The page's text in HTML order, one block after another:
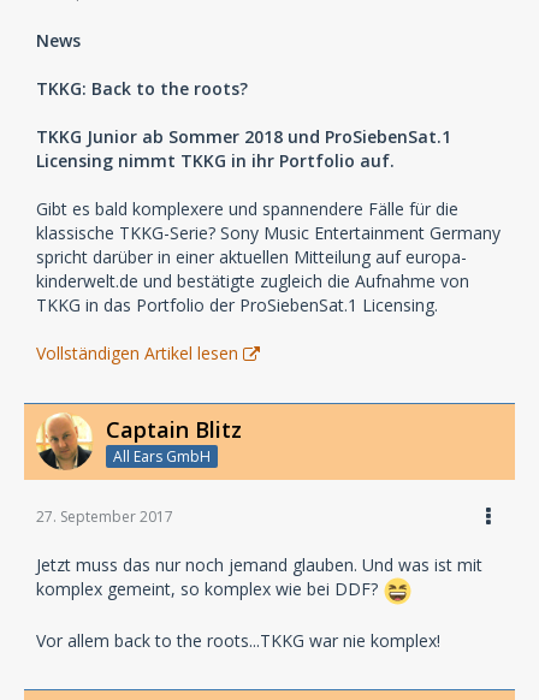
News
TKKG: Back to the roots?
TKKG Junior ab Sommer 2018 und ProSiebenSat.1
Licensing nimmt TKKG in ihr Portfolio auf.
Gibt es bald komplexere und spannendere Fälle für die
klassische TKKG-Serie? Sony Music Entertainment Germany
spricht darüber in einer aktuellen Mitteilung auf europa-
kinderwelt.de und bestätigte zugleich die Aufnahme von
TKKG in das Portfolio der ProSiebenSat.1 Licensing.
Vollständigen Artikel lesen
Captain Blitz
All Ears GmbH
27. September 2017
Jetzt muss das nur noch jemand glauben. Und was ist mit
komplex gemeint, so komplex wie bei DDF?
Vor allem back to the roots...TKKG war nie komplex!